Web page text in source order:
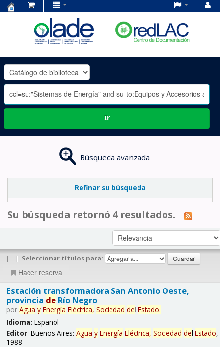
OLADE
-
Ir
Búsqueda avanzada
Refinar su búsqueda
Su búsqueda retornó 4 resultados.
| | Seleccionar títulos para:
Hacer reserva
Estación transformadora San Antonio Oeste,
provincia deRío Negro
por Agua y Energía Eléctrica, Sociedad del Estado.
Idioma: Español
Editor: Buenos Aires: Agua y Energía Eléctrica, Sociedad del Estado,
1988